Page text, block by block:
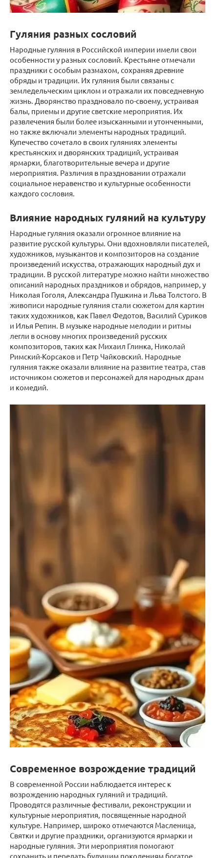
Гуляния разных сословий
Народные гуляния в Российской империи имели свои
особенности у разных сословий. Крестьяне отмечали
праздники с особым размахом, сохраняя древние
обряды и традиции. Их гуляния были связаны с
земледельческим циклом и отражали их повседневную
жизнь. Дворянство праздновало по-своему, устраивая
балы, приемы и другие светские мероприятия. Их
развлечения были более изысканными и утонченными,
но также включали элементы народных традиций.
Купечество сочетало в своих гуляниях элементы
крестьянских и дворянских традиций, устраивая
ярмарки, благотворительные вечера и другие
мероприятия. Различия в праздновании отражали
социальное неравенство и культурные особенности
каждого сословия.
Влияние народных гуляний на культуру
Народные гуляния оказали огромное влияние на
развитие русской культуры. Они вдохновляли писателей,
художников, музыкантов и композиторов на создание
произведений искусства, отражающих народный дух и
традиции. В русской литературе можно найти множество
описаний народных праздников и обрядов, например, у
Николая Гоголя, Александра Пушкина и Льва Толстого. В
живописи народные гуляния стали сюжетом для картин
таких художников, как Павел Федотов, Василий Суриков
и Илья Репин. В музыке народные мелодии и ритмы
легли в основу многих произведений русских
композиторов, таких как Михаил Глинка, Николай
Римский-Корсаков и Петр Чайковский. Народные
гуляния также оказали влияние на развитие театра, став
источником сюжетов и персонажей для народных драм
и комедий.
Современное возрождение традиций
В современной России наблюдается интерес к
возрождению народных гуляний и традиций.
Проводятся различные фестивали, реконструкции и
культурные мероприятия, посвященные народной
культуре. Например, широко отмечаются Масленица,
Святки и другие праздники, организуются ярмарки и
народные гуляния. Эти мероприятия помогают
сохранить и передать будущим поколениям богатое